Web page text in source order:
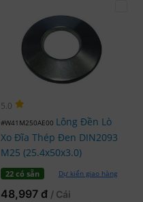
5.0
#W41M250AE00 Lông Đền Lò
Xo Đĩa Thép Đen DIN2093
M25 (25.4x50x3.0)
22 có sẵn Dự kiến giao hàng
48,997 đ / Cái